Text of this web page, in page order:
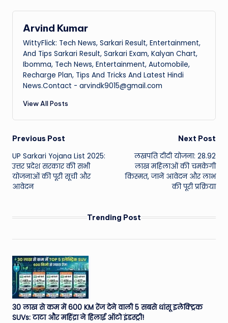
Arvind Kumar
WittyFlick: Tech News, Sarkari Result, Entertainment,
And Tips Sarkari Result, Sarkari Exam, Kalyan Chart,
Ibomma, Tech News, Entertainment, Automobile,
Recharge Plan, Tips And Tricks And Latest Hindi
News.Contact - arvindk9015@gmail.com
View All Posts
Post
navigation
Previous Post
UP Sarkari Yojana List 2025:
उत्तर प्रदेश सरकार की सभी
योजनाओं की पूरी सूची और
आवेदन
Next Post
लखपति दीदी योजना: 28.92
लाख महिलाओं की चमकेगी
किस्मत, जानें आवेदन और लाभ
की पूरी प्रक्रिया
Trending Post
30 लाख से कम में 600 KM रेंज देने वाली 5 सबसे धांसू इलेक्ट्रिक
SUVs: टाटा और महिंद्रा ने हिलाई ऑटो इंडस्ट्री!